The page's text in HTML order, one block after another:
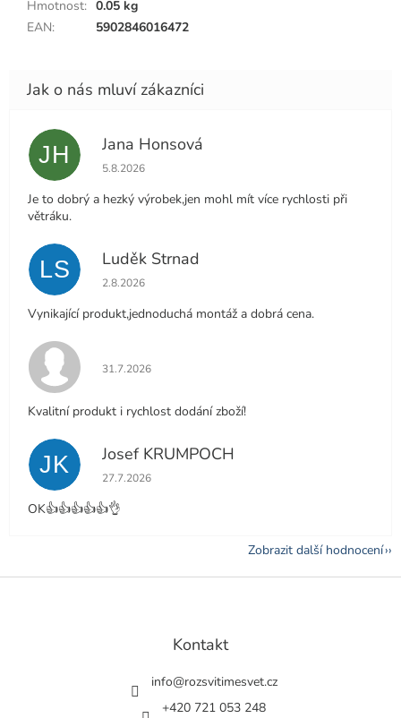
Hmotnost: 0.05 kg
EAN: 5902846016472
JH Jana Honsová
Hodnocení obchodu je 5 z 5 hvězdiček.
5.8.2026
Je to dobrý a hezký výrobek,jen mohl mít více rychlosti při
větráku.
LS Luděk Strnad
Hodnocení obchodu je 5 z 5 hvězdiček.
2.8.2026
Vynikající produkt,jednoduchá montáž a dobrá cena.
Hodnocení obchodu je 5 z 5 hvězdiček.
31.7.2026
Kvalitní produkt i rychlost dodání zboží!
JK Josef KRUMPOCH
Hodnocení obchodu je 5 z 5 hvězdiček.
27.7.2026
OK👍👍👍👍👍👌
Zobrazit další hodnocení
Z
Kontakt
info@rozsvitimesvet.cz
+420 721 053 248